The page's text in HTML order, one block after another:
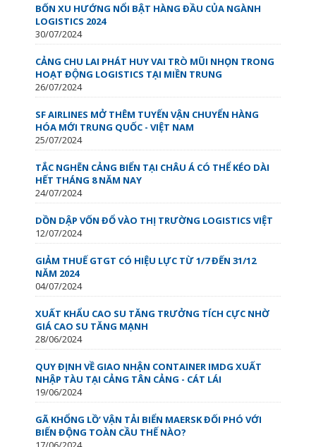
BỐN XU HƯỚNG NỔI BẬT HÀNG ĐẦU CỦA NGÀNH
LOGISTICS 2024
30/07/2024
CẢNG CHU LAI PHÁT HUY VAI TRÒ MŨI NHỌN TRONG
HOẠT ĐỘNG LOGISTICS TẠI MIỀN TRUNG
26/07/2024
SF AIRLINES MỞ THÊM TUYẾN VẬN CHUYỂN HÀNG
HÓA MỚI TRUNG QUỐC - VIỆT NAM
25/07/2024
TẮC NGHẼN CẢNG BIỂN TẠI CHÂU Á CÓ THỂ KÉO DÀI
HẾT THÁNG 8 NĂM NAY
24/07/2024
DỒN DẬP VỐN ĐỔ VÀO THỊ TRƯỜNG LOGISTICS VIỆT
12/07/2024
GIẢM THUẾ GTGT CÓ HIỆU LỰC TỪ 1/7 ĐẾN 31/12
NĂM 2024
04/07/2024
XUẤT KHẨU CAO SU TĂNG TRƯỞNG TÍCH CỰC NHỜ
GIÁ CAO SU TĂNG MẠNH
28/06/2024
QUY ĐỊNH VỀ GIAO NHẬN CONTAINER IMDG XUẤT
NHẬP TÀU TẠI CẢNG TÂN CẢNG - CÁT LÁI
19/06/2024
GÃ KHỔNG LỒ’ VẬN TẢI BIỂN MAERSK ĐỐI PHÓ VỚI
BIẾN ĐỘNG TOÀN CẦU THẾ NÀO?